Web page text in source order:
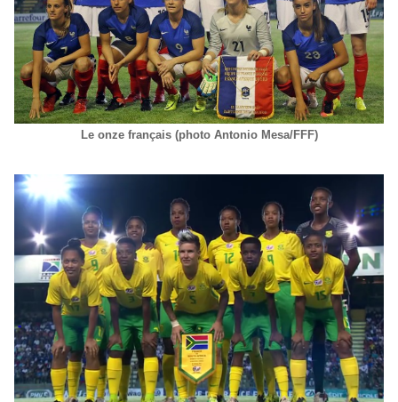
Le onze français (photo Antonio Mesa/FFF)